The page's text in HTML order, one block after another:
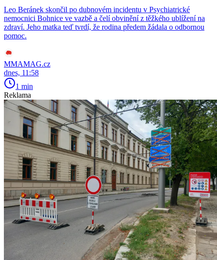
Leo Beránek skončil po dubnovém incidentu v Psychiatrické
nemocnici Bohnice ve vazbě a čelí obvinění z těžkého ublížení na
zdraví. Jeho matka teď tvrdí, že rodina předem žádala o odbornou
pomoc.
MMAMAG.cz
dnes, 11:58
1 min
Reklama